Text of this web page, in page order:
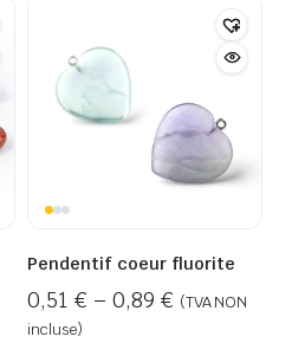
Pendentif coeur fluorite
0,51 € – 0,89 € (TVA NON
incluse)